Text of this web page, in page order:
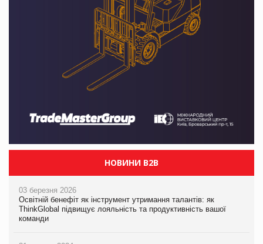
НОВИНИ B2B
03 березня 2026
Освітній бенефіт як інструмент утримання талантів: як
ThinkGlobal підвищує лояльність та продуктивність вашої
команди